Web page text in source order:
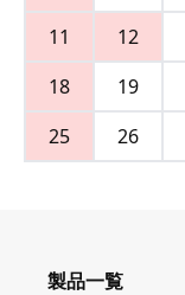
11
12
18
19
25
26
製品一覧